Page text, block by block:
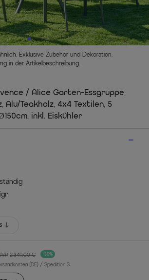
Exklusive Zubehör und Dekoration.
in der Artikelbeschreibung.
/ Alice Garten-Essgruppe,
Alu/Teakholz, 4x4 Textilen, 5
inkl. Eiskühler
-30%
2.349,00 €
(DE) / Spedition S